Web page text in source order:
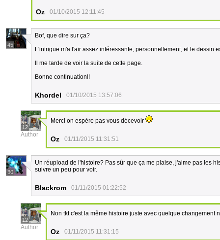
Oz 01/10/2015 12:11:45
45
Bof, que dire sur ça?
L'intrigue m'a l'air assez intéressante, personnellement, et le dessin
Il me tarde de voir la suite de cette page.
Bonne continuation!!
Khordel 01/10/2015 13:57:06
12
Author
Merci on espère pas vous décevoir
Oz 01/11/2015 11:31:51
30
Un réupload de l'histoire? Pas sûr que ça me plaise, j'aime pas les
suivre un peu pour voir.
Blackrom 01/11/2015 01:22:52
12
Author
Non tkt c'est la même histoire juste avec quelque changement
Oz 01/11/2015 11:31:15